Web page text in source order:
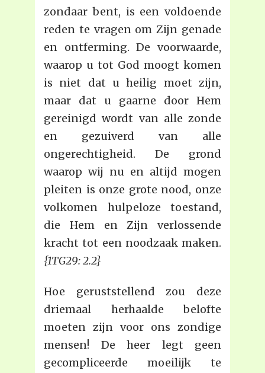
zondaar bent, is een voldoende
reden te vragen om Zijn genade
en ontferming. De voorwaarde,
waarop u tot God moogt komen
is niet dat u heilig moet zijn,
maar dat u gaarne door Hem
gereinigd wordt van alle zonde
en gezuiverd van alle
ongerechtigheid. De grond
waarop wij nu en altijd mogen
pleiten is onze grote nood, onze
volkomen hulpeloze toestand,
die Hem en Zijn verlossende
kracht tot een noodzaak maken.
{1TG29: 2.2}
Hoe geruststellend zou deze
driemaal herhaalde belofte
moeten zijn voor ons zondige
mensen! De heer legt geen
gecompliceerde moeilijk te